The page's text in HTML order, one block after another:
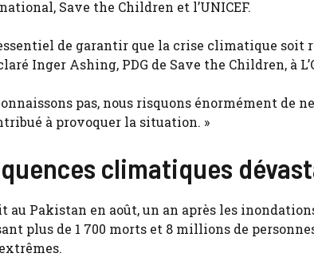
Save the Children et l’UNICEF.
de garantir que la crise climatique soit
Inger Ashing, PDG de Save the Children, à
pas, nous risquons énormément de
à provoquer la situation. »
climatiques
au Pakistan en août, un an après les
plus de 1 700 morts et 8 millions de